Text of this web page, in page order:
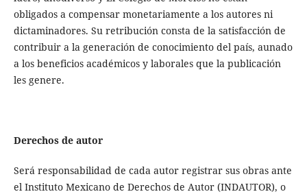
obligados a compensar monetariamente a los autores ni
dictaminadores. Su retribución consta de la satisfacción de
contribuir a la generación de conocimiento del país, aunado
a los beneficios académicos y laborales que la publicación
les genere.
Derechos de autor
Será responsabilidad de cada autor registrar sus obras ante
el Instituto Mexicano de Derechos de Autor (INDAUTOR), o